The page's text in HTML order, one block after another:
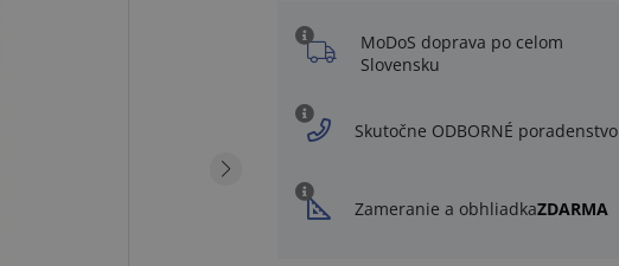
MoDoS doprava po celom
Slovensku
Skutočne ODBORNÉ poradenstvo
Zameranie a obhliadkaZDARMA